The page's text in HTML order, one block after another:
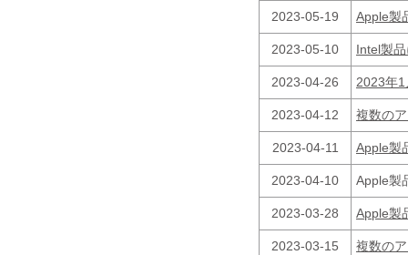
2023-05-19 Apple製
2023-05-10 Intel製
2023-04-26 2023年
2023-04-12 複数の
2023-04-11 Apple製
2023-04-10 Apple製
2023-03-28 Apple製
2023-03-15 複数の